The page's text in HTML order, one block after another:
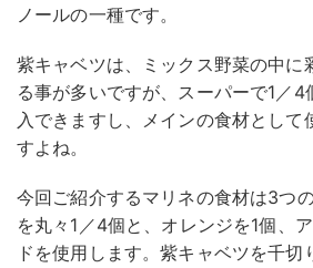
ノールの一種です。
紫キャベツは、ミックス野菜の中に
る事が多いですが、スーパーで1／
入できますし、メインの食材として
すよね。
今回ご紹介するマリネの食材は3つ
を丸々1／4個と、オレンジを1個、
ドを使用します。紫キャベツを千切